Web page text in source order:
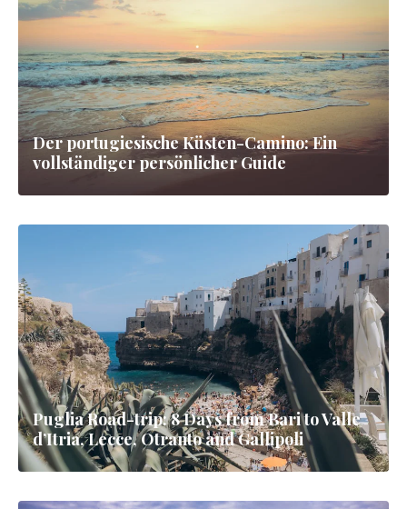
Der portugiesische Küsten-Camino: Ein
vollständiger persönlicher Guide
Puglia Road-trip: 8 Days from Bari to Valle
d’Itria, Lecce, Otranto and Gallipoli